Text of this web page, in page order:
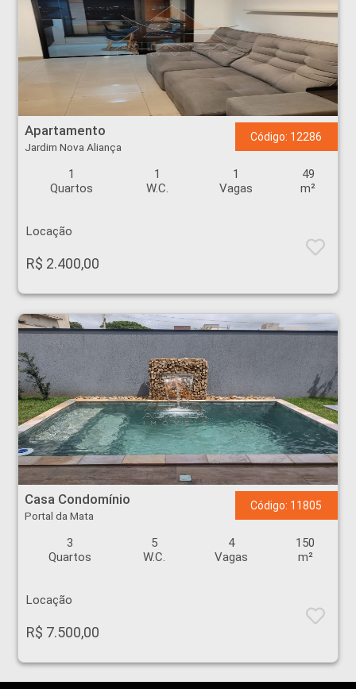
Apartamento - Jardim Nova Aliança - Ribeirão Preto
Apartamento
Jardim Nova Aliança
Código: 12286
1
Quartos
1
W.C.
1
Vagas
49
m²
Locação
R$ 2.400,00
Casa Condomínio - Portal da Mata - Ribeirão Preto
Casa Condomínio
Portal da Mata
Código: 11805
3
Quartos
5
W.C.
4
Vagas
150
m²
Locação
R$ 7.500,00